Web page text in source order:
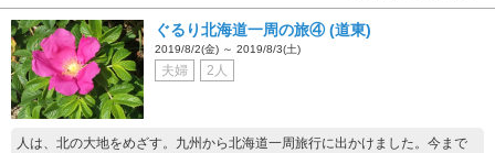
ぐるり北海道一周の旅④ (道東)
2019/8/2(金) ～ 2019/8/3(土)
夫婦 2人
人は、北の大地をめざす。九州から北海道一周旅行に出かけました。今まで